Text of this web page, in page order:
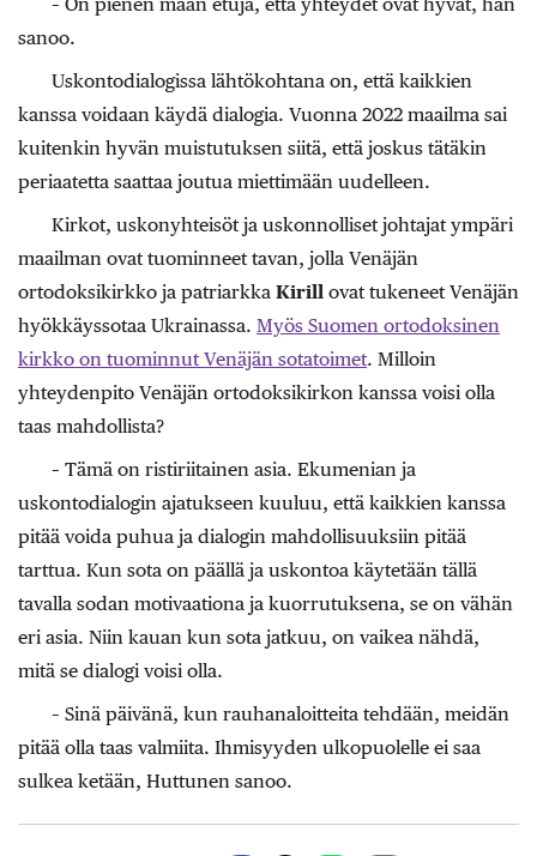
sanoo.
Uskontodialogissa lähtökohtana on, että kaikkien
kanssa voidaan käydä dialogia. Vuonna 2022 maailma sai
kuitenkin hyvän muistutuksen siitä, että joskus tätäkin
periaatetta saattaa joutua miettimään uudelleen.
Kirkot, uskonyhteisöt ja uskonnolliset johtajat ympäri
maailman ovat tuominneet tavan, jolla Venäjän
ortodoksikirkko ja patriarkka Kirill ovat tukeneet Venäjän
hyökkäyssotaa Ukrainassa. Myös Suomen ortodoksinen
kirkko on tuominnut Venäjän sotatoimet. Milloin
yhteydenpito Venäjän ortodoksikirkon kanssa voisi olla
taas mahdollista?
– Tämä on ristiriitainen asia. Ekumenian ja
uskontodialogin ajatukseen kuuluu, että kaikkien kanssa
pitää voida puhua ja dialogin mahdollisuuksiin pitää
tarttua. Kun sota on päällä ja uskontoa käytetään tällä
tavalla sodan motivaationa ja kuorrutuksena, se on vähän
eri asia. Niin kauan kun sota jatkuu, on vaikea nähdä,
mitä se dialogi voisi olla.
– Sinä päivänä, kun rauhanaloitteita tehdään, meidän
pitää olla taas valmiita. Ihmisyyden ulkopuolelle ei saa
sulkea ketään, Huttunen sanoo.